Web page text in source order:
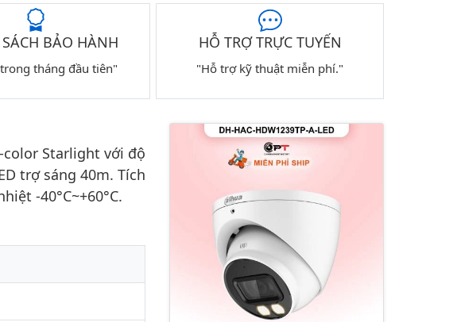
BẢO HÀNH
tháng đầu tiên"
HỖ TRỢ TRỰC TUYẾN
"Hỗ trợ kỹ thuật miễn phí."
color Starlight với độ
trợ sáng 40m. Tích
-40°C~+60°C.